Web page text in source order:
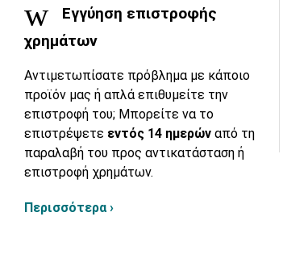
Εγγύηση επιστροφής
χρημάτων
Αντιμετωπίσατε πρόβλημα με κάποιο
προϊόν μας ή απλά επιθυμείτε την
επιστροφή του; Μπορείτε να το
επιστρέψετε εντός 14 ημερών από τη
παραλαβή του προς αντικατάσταση ή
επιστροφή χρημάτων.
Περισσότερα ›